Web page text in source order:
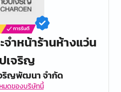
ำหน้าร้านห้างแว่น
เจริญ
ริญพัฒนา จำกัด
มดของบริษัทนี้